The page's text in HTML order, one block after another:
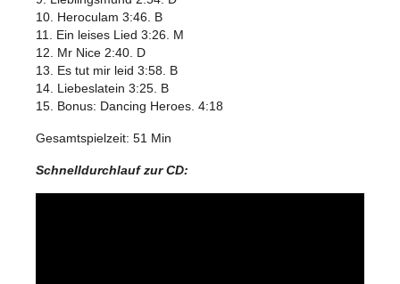
10. Heroculam 3:46. B
11. Ein leises Lied 3:26. M
12. Mr Nice 2:40. D
13. Es tut mir leid 3:58. B
14. Liebeslatein 3:25. B
15. Bonus: Dancing Heroes. 4:18
Gesamtspielzeit: 51 Min
Schnelldurchlauf zur CD: